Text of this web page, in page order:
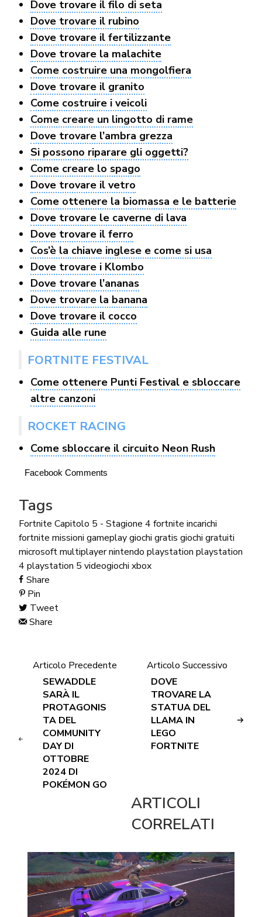
Dove trovare il filo di seta
Dove trovare il rubino
Dove trovare il fertilizzante
Dove trovare la malachite
Come costruire una mongolfiera
Dove trovare il granito
Come costruire i veicoli
Come creare un lingotto di rame
Dove trovare l’ambra grezza
Si possono riparare gli oggetti?
Come creare lo spago
Dove trovare il vetro
Come ottenere la biomassa e le batterie
Dove trovare le caverne di lava
Dove trovare il ferro
Cos’è la chiave inglese e come si usa
Dove trovare i Klombo
Dove trovare l’ananas
Dove trovare la banana
Dove trovare il cocco
Guida alle rune
FORTNITE FESTIVAL
Come ottenere Punti Festival e sbloccare
altre canzoni
ROCKET RACING
Come sbloccare il circuito Neon Rush
Facebook Comments
Tags
Fortnite Capitolo 5 - Stagione 4 fortnite incarichi
fortnite missioni gameplaygiochi gratis giochi gratuiti
microsoftmultiplayernintendo playstation playstation
4 playstation 5 videogiochi xbox
Share
Pin
Tweet
Share
Articolo Precedente
SEWADDLE
SARÀ IL
PROTAGONIS
TA DEL
COMMUNITY
DAY DI
OTTOBRE
2024 DI
POKÉMON GO
Articolo Successivo
DOVE
TROVARE LA
STATUA DEL
LLAMA IN
LEGO
FORTNITE
ARTICOLI
CORRELATI